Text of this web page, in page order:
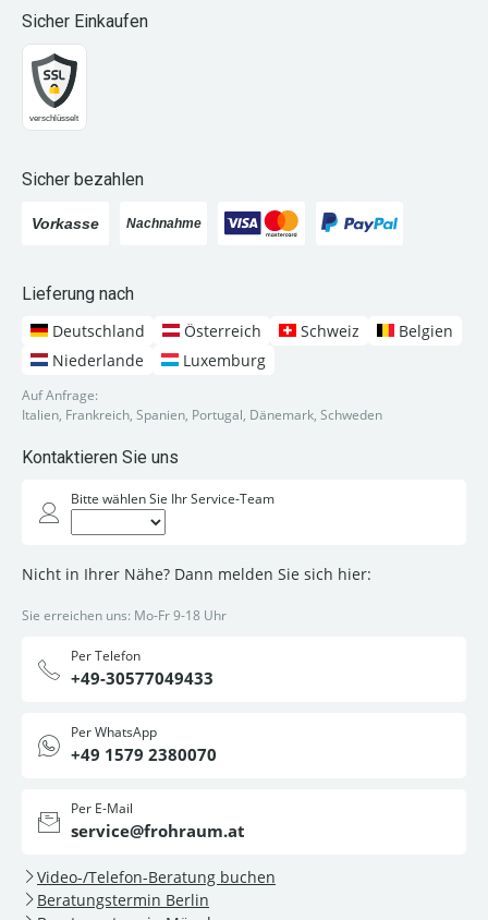
Sicher Einkaufen
Sicher bezahlen
Lieferung nach
Deutschland
Österreich Schweiz
Belgien
Niederlande
Luxemburg
Auf Anfrage:
Italien, Frankreich, Spanien, Portugal, Dänemark, Schweden
Kontaktieren Sie uns
Bitte wählen Sie Ihr Service-Team
Nicht in Ihrer Nähe? Dann melden Sie sich hier:
Sie erreichen uns: Mo-Fr 9-18 Uhr
Per Telefon
+49-30577049433
Per WhatsApp
+49 1579 2380070
Per E-Mail
service@frohraum.at
Video-/Telefon-Beratung buchen
Beratungstermin Berlin